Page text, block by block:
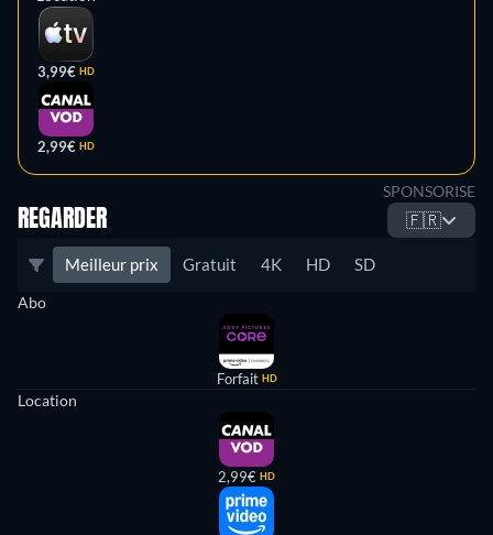
3,99€ HD
2,99€ HD
SPONSORISE
REGARDER 🇫🇷
Meilleur prix Gratuit 4K HD SD
Abo
Forfait HD
Location
2,99€ HD